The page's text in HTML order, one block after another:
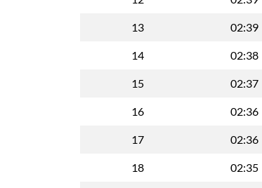
13 02:39
14 02:38
15 02:37
16 02:36
17 02:36
18 02:35